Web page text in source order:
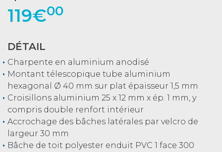
119€00
DÉTAIL
Charpente en aluminium anodisé
Montant télescopique tube aluminium
hexagonal Ø 40 mm sur plat épaisseur 1,5 mm
Croisillons aluminium 25 x 12 mm x ép. 1 mm, y
compris double renfort intérieur
Accrochage des bâches latérales par velcro de
largeur 30 mm
Bâche de toit polyester enduit PVC 1 face 300